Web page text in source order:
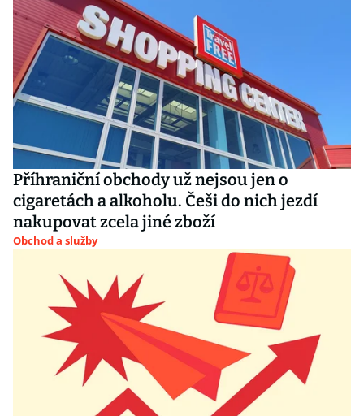
Příhraniční obchody už nejsou jen o
cigaretách a alkoholu. Češi do nich jezdí
nakupovat zcela jiné zboží
Obchod a služby